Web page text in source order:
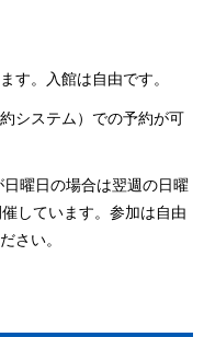
す。入館は自由です。
システム）での予約が可
曜日の場合は翌週の日曜
しています。参加は自由
さい。